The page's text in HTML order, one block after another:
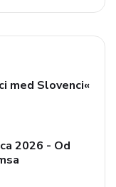
med Slovenci«
2026 - Od